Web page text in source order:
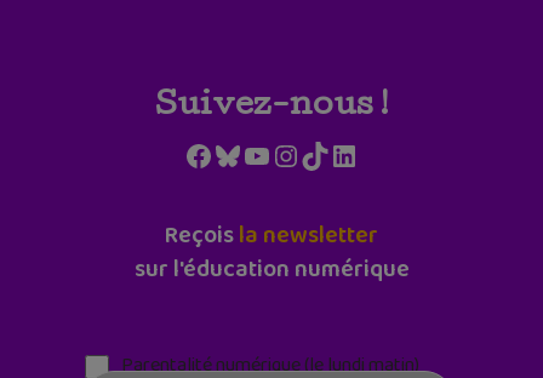
Suivez-nous !
Facebook
Bluesky
YouTube
Instagram
TikTokLinkedIn
Reçoisla newsletter
sur l'éducation numérique
Parentalité numérique (le lundi matin)